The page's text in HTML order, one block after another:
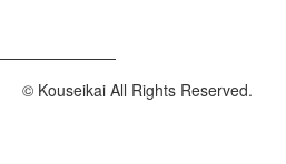
© Kouseikai All Rights Reserved.